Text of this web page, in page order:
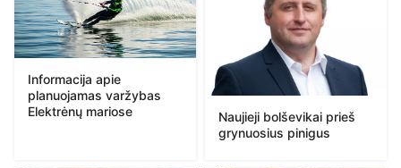
Informacija apie
planuojamas varžybas
Elektrėnų mariose
Naujieji bolševikai prieš
grynuosius pinigus